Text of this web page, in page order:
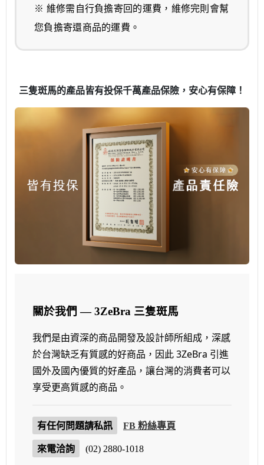
※ 維修需自行負擔寄回的運費，維修完則會幫
您負擔寄還商品的運費。
三隻斑馬的產品皆有投保千萬產品保險，安心有保障！
關於我們 — 3ZeBra 三隻斑馬
我們是由資深的商品開發及設計師所組成，深感
於台灣缺乏有質感的好商品，因此 3ZeBra 引進
國外及國內優質的好產品，讓台灣的消費者可以
享受更高質感的商品。
有任何問題請私訊 FB 粉絲專頁
來電洽詢 (02) 2880-1018